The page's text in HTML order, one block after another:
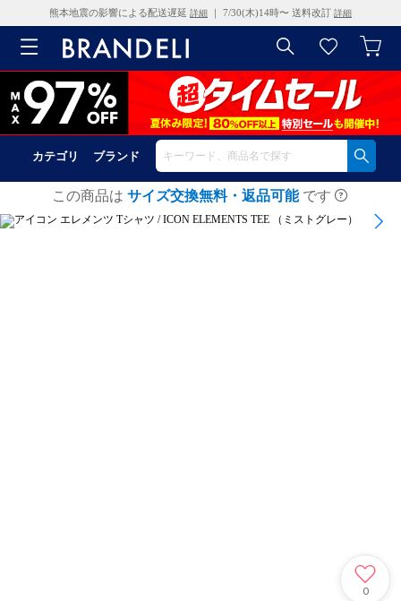
熊本地震の影響による配送遅延 詳細 ｜ 7/30(木)14時〜 送料改訂 詳細
カテゴリ ブランド
この商品は サイズ交換無料・返品可能 です
1/14
0